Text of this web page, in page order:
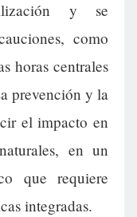
y se
como
horas centrales
prevención y la
el impacto en
en un
que requiere
integradas.